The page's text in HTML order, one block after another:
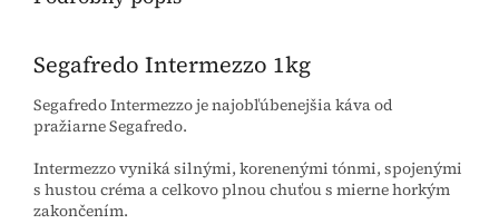
Segafredo Intermezzo 1kg
Segafredo Intermezzo je najobľúbenejšia káva od
pražiarne Segafredo.
Intermezzo vyniká silnými, korenenými tónmi, spojenými
s hustou créma a celkovo plnou chuťou s mierne horkým
zakončením.